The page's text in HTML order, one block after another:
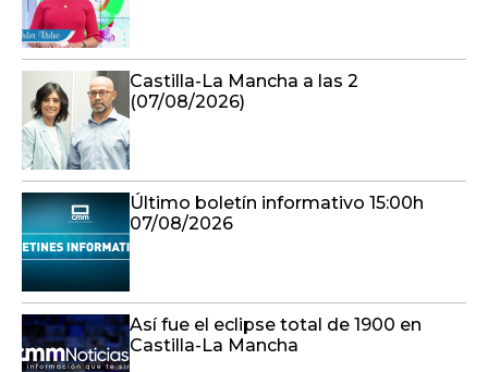
Castilla-La Mancha a las 2
(07/08/2026)
Último boletín informativo 15:00h
07/08/2026
Así fue el eclipse total de 1900 en
Castilla-La Mancha